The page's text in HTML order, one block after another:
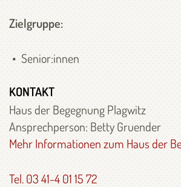
Zielgruppe:
Senior:innen
KONTAKT
Haus der Begegnung Plagwitz
Ansprechperson: Betty Gruender
Mehr Informationen zum Haus der
Tel. 03 41-4 01 15 72